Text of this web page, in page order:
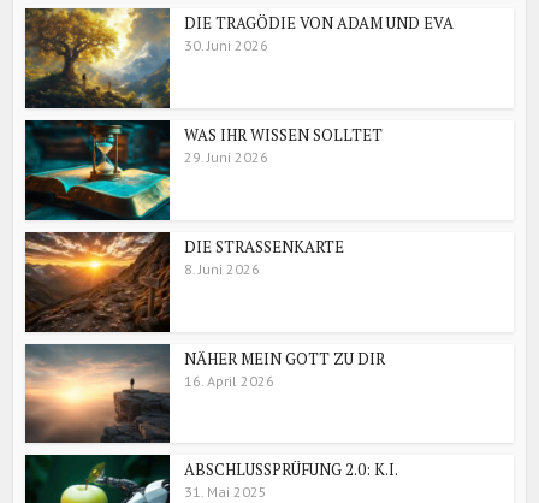
DIE TRAGÖDIE VON ADAM UND EVA
30. Juni 2026
WAS IHR WISSEN SOLLTET
29. Juni 2026
DIE STRASSENKARTE
8. Juni 2026
NÄHER MEIN GOTT ZU DIR
16. April 2026
ABSCHLUSSPRÜFUNG 2.0: K.I.
31. Mai 2025